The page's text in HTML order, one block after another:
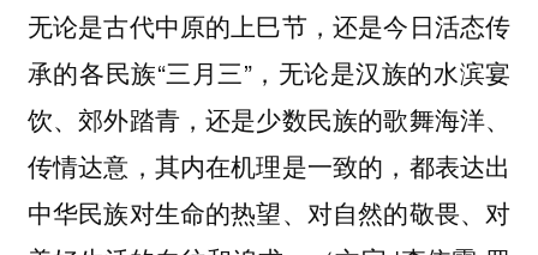
无论是古代中原的上巳节，还是今日活态传
承的各民族“三月三”，无论是汉族的水滨宴
饮、郊外踏青，还是少数民族的歌舞海洋、
传情达意，其内在机理是一致的， 都表达出
中华民族对生命的热望、对自然的敬畏、对